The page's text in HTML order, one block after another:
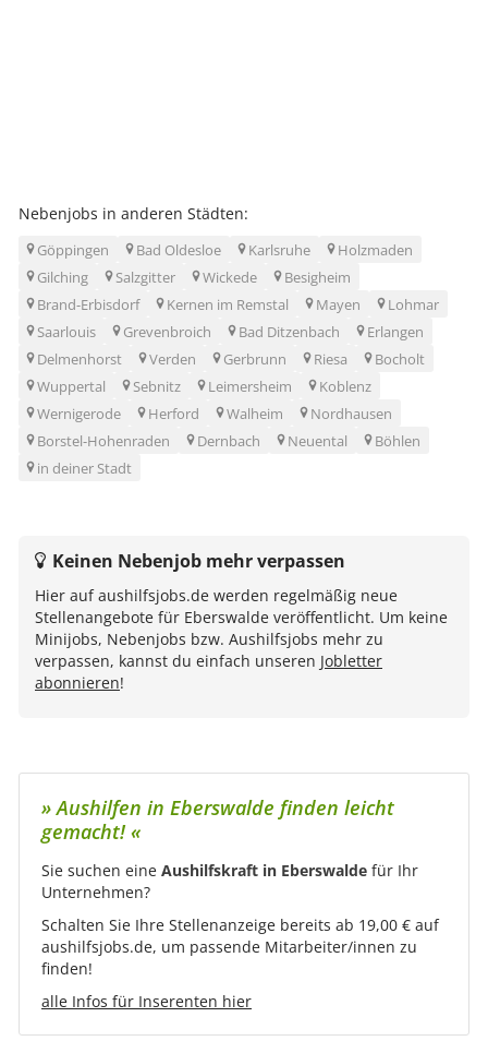
Nebenjobs in anderen Städten:
Göppingen Bad Oldesloe Karlsruhe
Holzmaden
Gilching
Salzgitter Wickede
Besigheim
Brand-Erbisdorf
Kernen im Remstal Mayen
Lohmar
Saarlouis
Grevenbroich Bad Ditzenbach
Erlangen
Delmenhorst
Verden Gerbrunn Riesa
Bocholt
Wuppertal
Sebnitz Leimersheim
Koblenz
Wernigerode
Herford Walheim
Nordhausen
Borstel-Hohenraden
Dernbach Neuental
Böhlen
in deiner Stadt
Keinen Nebenjob mehr verpassen
Hier auf aushilfsjobs.de werden regelmäßig neue
Stellenangebote für Eberswalde veröffentlicht. Um keine
Minijobs, Nebenjobs bzw. Aushilfsjobs mehr zu
verpassen, kannst du einfach unseren Jobletter
abonnieren!
» Aushilfen in Eberswalde finden leicht
gemacht! «
Sie suchen eine Aushilfskraft in Eberswalde für Ihr
Unternehmen?
Schalten Sie Ihre Stellenanzeige bereits ab 19,00 € auf
aushilfsjobs.de, um passende Mitarbeiter/innen zu
finden!
alle Infos für Inserenten hier